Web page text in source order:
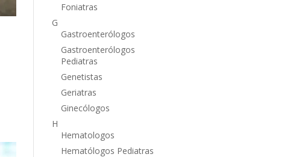
Foniatras
G
Gastroenterólogos
Gastroenterólogos
Pediatras
Genetistas
Geriatras
Ginecólogos
H
Hematologos
Hematólogos Pediatras